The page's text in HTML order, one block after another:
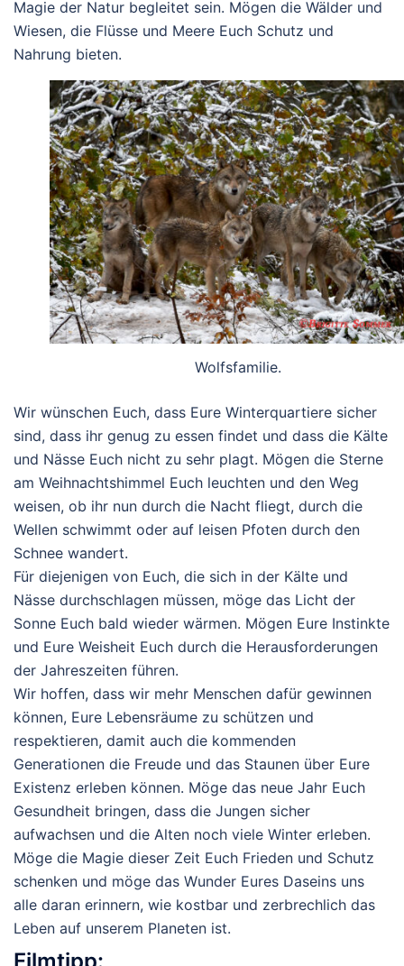
Magie der Natur begleitet sein. Mögen die Wälder und
Wiesen, die Flüsse und Meere Euch Schutz und
Nahrung bieten.
Wolfsfamilie.
Wir wünschen Euch, dass Eure Winterquartiere sicher
sind, dass ihr genug zu essen findet und dass die Kälte
und Nässe Euch nicht zu sehr plagt. Mögen die Sterne
am Weihnachtshimmel Euch leuchten und den Weg
weisen, ob ihr nun durch die Nacht fliegt, durch die
Wellen schwimmt oder auf leisen Pfoten durch den
Schnee wandert.
Für diejenigen von Euch, die sich in der Kälte und
Nässe durchschlagen müssen, möge das Licht der
Sonne Euch bald wieder wärmen. Mögen Eure Instinkte
und Eure Weisheit Euch durch die Herausforderungen
der Jahreszeiten führen.
Wir hoffen, dass wir mehr Menschen dafür gewinnen
können, Eure Lebensräume zu schützen und
respektieren, damit auch die kommenden
Generationen die Freude und das Staunen über Eure
Existenz erleben können. Möge das neue Jahr Euch
Gesundheit bringen, dass die Jungen sicher
aufwachsen und die Alten noch viele Winter erleben.
Möge die Magie dieser Zeit Euch Frieden und Schutz
schenken und möge das Wunder Eures Daseins uns
alle daran erinnern, wie kostbar und zerbrechlich das
Leben auf unserem Planeten ist.